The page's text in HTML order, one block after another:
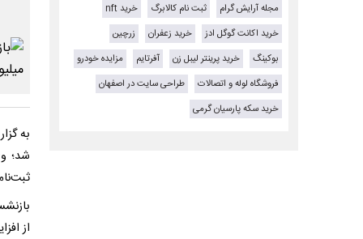
به
از
مجله آرایش گرام
ثبت نام کالابرگ
خرید nft
خرید اکانت گوگل ادز
خرید زعفران
زرچین
بوکینگ
خرید پرینتر لیبل زن آفرتایم
مزایده خودرو
فروشگاه لوله و اتصالات
طراحی سایت در اصفهان
خرید سکه پارسیان گرمی